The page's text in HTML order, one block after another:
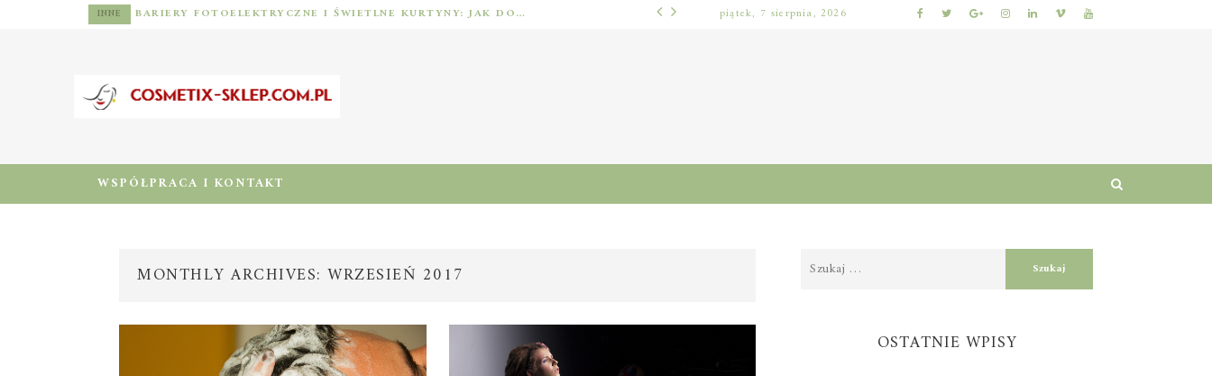
INNE BARIERY FOTOELEKTRYCZNE I ŚWIETLNE KURTYNY: JAK DOBRAĆ ROZWIĄZANIE DO BEZPIECZEŃSTWA FUNKCJONALNEGO (MUTING, BLANKING, TYP 2 I TYP 4) piątek, 7 sierpnia, 2026
WSPÓŁPRACA I KONTAKT
MONTHLY ARCHIVES: WRZESIEŃ 2017
OSTATNIE WPISY